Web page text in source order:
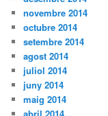
novembre 2014
octubre 2014
setembre 2014
agost 2014
juliol 2014
juny 2014
maig 2014